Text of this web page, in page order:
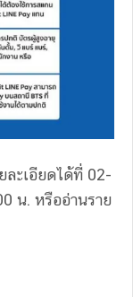
ละเอียดได้ที่ 02-
น. หรืออ่านราย